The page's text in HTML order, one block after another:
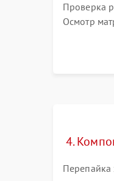
Проверка
Осмотр
звука,
4.
Перепайка